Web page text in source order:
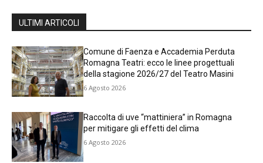
ULTIMI ARTICOLI
Comune di Faenza e Accademia Perduta
Romagna Teatri: ecco le linee progettuali
della stagione 2026/27 del Teatro Masini
6 Agosto 2026
Raccolta di uve “mattiniera” in Romagna
per mitigare gli effetti del clima
6 Agosto 2026